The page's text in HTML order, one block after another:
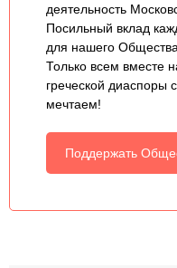
деятельность
Посильный вклад
для нашего
Только всем вместе
греческой диаспоры
мечтаем!
Поддержать